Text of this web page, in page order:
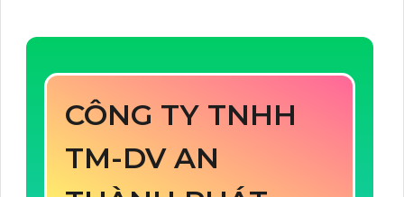
CÔNG TY TNHH
TM-DV AN